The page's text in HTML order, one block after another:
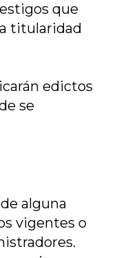
que
titularidad
edictos
se
alguna
vigentes o